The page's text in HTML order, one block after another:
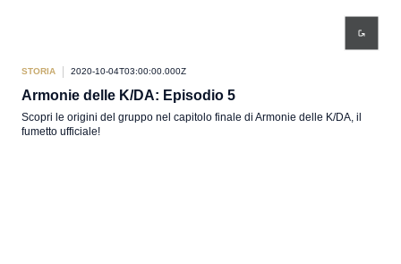
STORIA 2020-10-04T03:00:00.000Z
Armonie delle K/DA: Episodio 5
Scopri le origini del gruppo nel capitolo finale di Armonie delle K/DA, il
fumetto ufficiale!